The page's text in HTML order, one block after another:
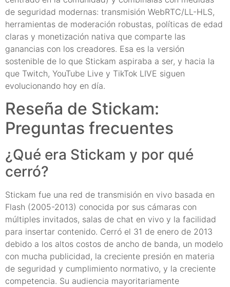
de seguridad modernas: transmisión WebRTC/LL-HLS,
herramientas de moderación robustas, políticas de edad
claras y monetización nativa que comparte las
ganancias con los creadores. Esa es la versión
sostenible de lo que Stickam aspiraba a ser, y hacia la
que Twitch, YouTube Live y TikTok LIVE siguen
evolucionando hoy en día.
Reseña de Stickam:
Preguntas frecuentes
¿Qué era Stickam y por qué
cerró?
Stickam fue una red de transmisión en vivo basada en
Flash (2005-2013) conocida por sus cámaras con
múltiples invitados, salas de chat en vivo y la facilidad
para insertar contenido. Cerró el 31 de enero de 2013
debido a los altos costos de ancho de banda, un modelo
con mucha publicidad, la creciente presión en materia
de seguridad y cumplimiento normativo, y la creciente
competencia. Su audiencia mayoritariamente